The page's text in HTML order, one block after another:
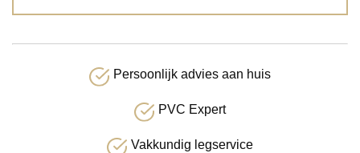
Persoonlijk advies aan huis
PVC Expert
Vakkundig legservice